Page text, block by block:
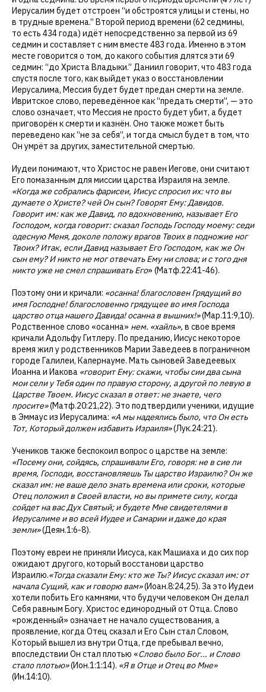
Иерусалим будет отстроен “и обстроятся улицы и стены, но
в трудные времена.” Второй период времени (62 седмины,
то есть 434 года) идёт непосредственно за первой из 69
седмин и составляет с ним вместе 483 года. Именно в этом
месте говорится о том, до какого события длятся эти 69
седмин: “до Христа Владыки.” Даниил говорит, что 483 года
спустя после того, как выйдет указ о восстановлении
Иерусалима, Мессия будет будет предан смерти на земле.
Ивритское слово, переведённое как “предать смерти”, — это
слово означает, что Мессия не просто будет убит, а будет
приговорён к смерти и казнён. Оно также может быть
переведено как “не за себя”, и тогда смысл будет в том, что
Он умрёт за других, заместительной смертью.
Иудеи понимают, что Христос не равен Иегове, они считают
Его помазанным для миссии царства Израиля на земле.
«Когда же собрались фарисеи, Иисус спросил их: что вы
думаете о Христе? чей Он сын? Говорят Ему: Давидов.
Говорит им: как же Давид, по вдохновению, называет Его
Господом, когда говорит: сказал Господь Господу моему: седи
одесную Меня, доколе положу врагов Твоих в подножие ног
Твоих? Итак, если Давид называет Его Господом, как же Он
сын ему? И никто не мог отвечать Ему ни слова; и с того дня
никто уже не смел спрашивать Его» (Матф.22:41-46).
Поэтому они и кричали: «осанна! благословен Грядущий во
имя Господне! благословенно грядущее во имя Господа
царство отца нашего Давида! осанна в вышних!»(Мар.11:9,10).
Родственное слово «осанна» нем. «хайль», в свое время
кричали Адольфу Гитлеру. По преданию, Иисус некоторое
время жил у родственников Марии Заведеев в пограничном
городе Галилеи, Капернауме. Мать сыновей Заведеевых
Иоанна и Иакова «говорит Ему: скажи, чтобы сии два сына
мои сели у Тебя один по правую сторону, а другой по левую в
Царстве Твоем. Иисус сказал в ответ: не знаете, чего
просите»(Матф.20:21,22). Это подтвердили ученики, идущие
в Эммаус из Иерусалима: «А мы надеялись было, что Он есть
Тот, Который должен избавить Израиля»(Лук.24:21).
Учеников также беспокоил вопрос о царстве на земле:
«Посему они, сойдясь, спрашивали Его, говоря: не в сие ли
время, Господи, восстановляешь Ты царство Израилю? Он же
сказал им: не ваше дело знать времена или сроки, которые
Отец положил в Своей власти, но вы примете силу, когда
сойдет на вас Дух Святый; и будете Мне свидетелями в
Иерусалиме и во всей Иудее и Самарии и даже до края
земли»(Деян.1:6-8).
Поэтому евреи не приняли Иисуса, как Машиаха и до сих пор
ожидают другого, который восстанови царство
Израилю.«Тогда сказали Ему: кто же Ты? Иисус сказал им: от
начала Сущий, как и говорю вам»(Иоан.8:24,25). За это Иудеи
хотели побить Его камнями, что будучи человеком Он делал
Себя равным Богу. Христос единородный от Отца. Слово
«рожденный» означает не начало существования, а
проявление, когда Отец сказал и Его Сын стал Словом,
Который вышел из внутри Отца, где пребывал вечно,
впоследствии Он стал плотью «Слово было Бог... и Слово
стало плотью»(Ион.1:1:14). «Я в Отце и Отец во Мне»
(Ин.14:10).